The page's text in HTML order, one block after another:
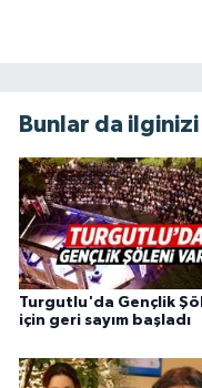
Bunlar da
Turgutlu'da Gençlik
için geri sayım başladı